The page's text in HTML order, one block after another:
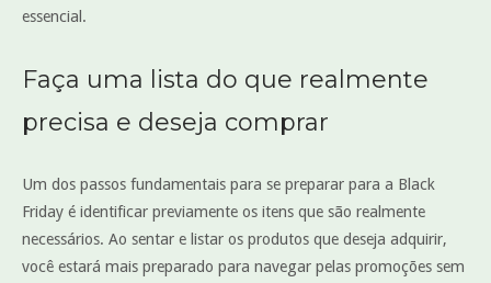
essencial.
Faça uma lista do que realmente
precisa e deseja comprar
Um dos passos fundamentais para se preparar para a Black
Friday é identificar previamente os itens que são realmente
necessários. Ao sentar e listar os produtos que deseja adquirir,
você estará mais preparado para navegar pelas promoções sem